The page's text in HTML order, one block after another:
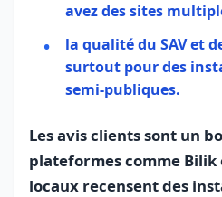
avez des sites
la qualité du SAV et
surtout pour des
semi‑publiques.
Les avis clients sont un
plateformes comme Bilik
locaux recensent des